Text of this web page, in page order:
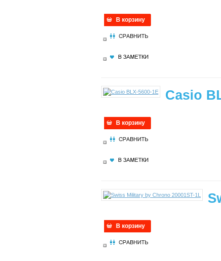
В корзину
Casio
В корзину
В корзину